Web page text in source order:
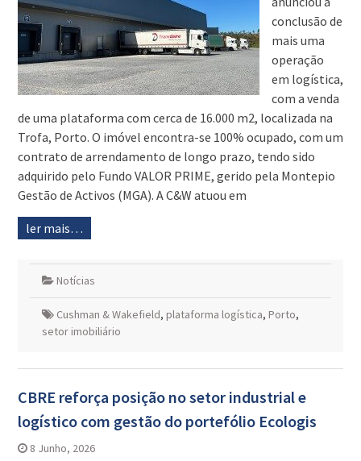
conclusão de
mais uma
operação
em logística,
com a venda
de uma plataforma com cerca de 16.000 m2, localizada na
Trofa, Porto. O imóvel encontra-se 100% ocupado, com um
contrato de arrendamento de longo prazo, tendo sido
adquirido pelo Fundo VALOR PRIME, gerido pela Montepio
Gestão de Activos (MGA). A C&W atuou em
ler mais…
Notícias
Cushman & Wakefield, plataforma logística, Porto,
setor imobiliário
CBRE reforça posição no setor industrial e
logístico com gestão do portefólio Ecologis
8 Junho, 2026